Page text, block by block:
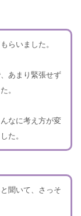
らいました。
あまり緊張せず
。
なに考え方が変
た。
聞いて、さっそ